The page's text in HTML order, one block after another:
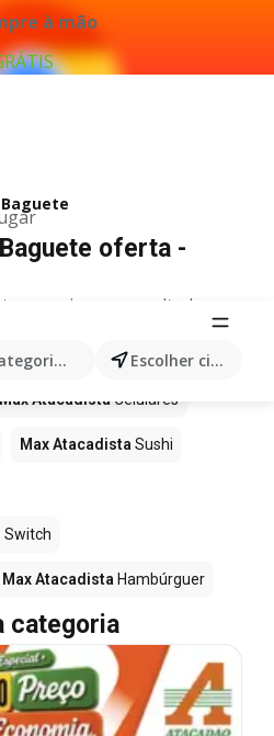
à mão
Escolher cidade
oferta -
quaisquer resultados
Max Atacadista
Max Atacadista Celulares
Max Atacadista Sushi
Switch
Max Atacadista Hambúrguer
categoria